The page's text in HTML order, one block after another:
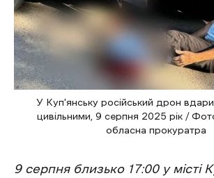
У Куп'янську російський дрон
цивільними, 9 серпня 2025 рік /
обласна прокуратра
9 серпня близько 17:00 у місті